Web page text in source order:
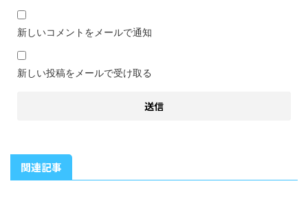
新しいコメントをメールで通知
新しい投稿をメールで受け取る
関連記事